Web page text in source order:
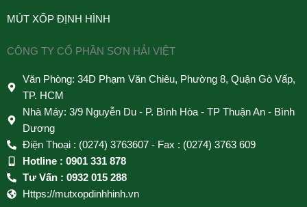
MÚT XỐP ĐỊNH HÌNH
CÔNG TY CỔ PHẦN SƠN HẢI VIỆT
Văn Phòng: 34D Phạm Văn Chiêu, Phường 8, Quận Gò Vấp,
TP. HCM
Nhà Máy: 3/9 Nguyễn Du - P. Bình Hòa - TP Thuận An - Bình
Dương
Điện Thoại : (0274) 3763607 - Fax : (0274) 3763 609
Hotline : 0901 331 878
Tư Vấn : 0932 015 288
Https://mutxopdinhhinh.vn